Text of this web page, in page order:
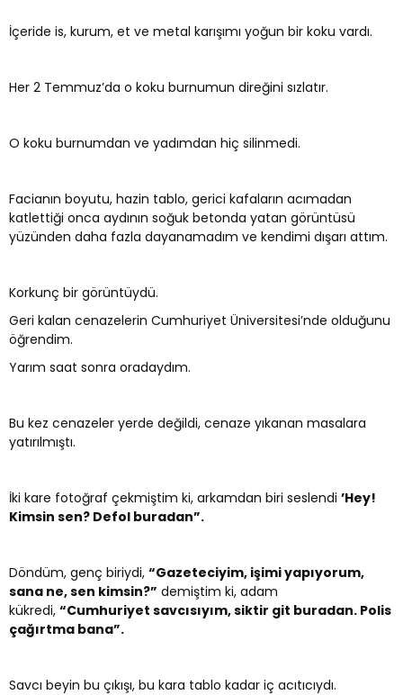
İçeride is, kurum, et ve metal karışımı yoğun bir koku vardı.
Her 2 Temmuz’da o koku burnumun direğini sızlatır.
O koku burnumdan ve yadımdan hiç silinmedi.
Facianın boyutu, hazin tablo, gerici kafaların acımadan
katlettiği onca aydının soğuk betonda yatan görüntüsü
yüzünden daha fazla dayanamadım ve kendimi dışarı attım.
Korkunç bir görüntüydü.
Geri kalan cenazelerin Cumhuriyet Üniversitesi’nde olduğunu
öğrendim.
Yarım saat sonra oradaydım.
Bu kez cenazeler yerde değildi, cenaze yıkanan masalara
yatırılmıştı.
İki kare fotoğraf çekmiştim ki, arkamdan biri seslendi ’Hey!
Kimsin sen? Defol buradan”.
Döndüm, genç biriydi, “Gazeteciyim, işimi yapıyorum,
sana ne, sen kimsin?” demiştim ki, adam
kükredi, “Cumhuriyet savcısıyım, siktir git buradan. Polis
çağırtma bana”.
Savcı beyin bu çıkışı, bu kara tablo kadar iç acıtıcıydı.